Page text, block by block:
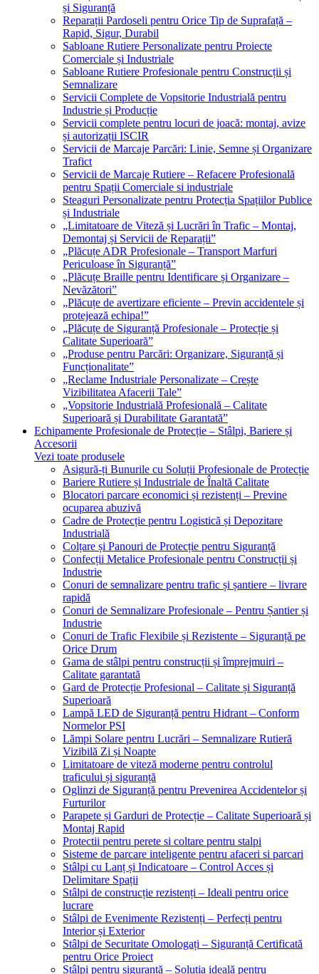
și Siguranță
Reparații Pardoseli pentru Orice Tip de Suprafață –
Rapid, Sigur, Durabil
Sabloane Rutiere Personalizate pentru Proiecte
Comerciale și Industriale
Sabloane Rutiere Profesionale pentru Construcții și
Semnalizare
Servicii Complete de Vopsitorie Industrială pentru
Industrie și Producție
Servicii complete pentru locuri de joacă: montaj, avize
și autorizații ISCIR
Servicii de Marcaje Parcări: Linie, Semne și Organizare
Trafict
Servicii de Marcaje Rutiere – Refacere Profesională
pentru Spații Comerciale si industriale
Steaguri Personalizate pentru Protecția Spațiilor Publice
și Industriale
„Limitatoare de Viteză și Lucrări în Trafic – Montaj,
Demontaj și Servicii de Reparații”
„Plăcuțe ADR Profesionale – Transport Marfuri
Periculoase în Siguranță”
„Plăcuțe Braille pentru Identificare și Organizare –
Nevăzători”
„Plăcuțe de avertizare eficiente – Previn accidentele și
protejează echipa!”
„Plăcuțe de Siguranță Profesionale – Protecție și
Calitate Superioară”
„Produse pentru Parcări: Organizare, Siguranță și
Funcționalitate”
„Reclame Industriale Personalizate – Crește
Vizibilitatea Afacerii Tale”
„Vopsitorie Industrială Profesională – Calitate
Superioară și Durabilitate Garantată”
Echipamente Profesionale de Protecție – Stâlpi, Bariere și
Accesorii
Vezi toate produsele
Asigură-ți Bunurile cu Soluții Profesionale de Protecție
Bariere Rutiere și Industriale de Înaltă Calitate
Blocatori parcare economici și rezistenți – Previne
ocuparea abuzivă
Cadre de Protecție pentru Logistică și Depozitare
Industrială
Colțare și Panouri de Protecție pentru Siguranță
Confecții Metalice Profesionale pentru Construcții și
Industrie
Conuri de semnalizare pentru trafic și șantiere – livrare
rapidă
Conuri de Semnalizare Profesionale – Pentru Șantier și
Industrie
Conuri de Trafic Flexibile și Rezistente – Siguranță pe
Orice Drum
Gama de stâlpi pentru construcții și împrejmuiri –
Calitate garantată
Gard de Protecție Profesional – Calitate și Siguranță
Superioară
Lampă LED de Siguranță pentru Hidrant – Conform
Normelor PSI
Lămpi Solare pentru Lucrări – Semnalizare Rutieră
Vizibilă Zi și Noapte
Limitatoare de viteză moderne pentru controlul
traficului și siguranță
Oglinzi de Siguranță pentru Prevenirea Accidentelor și
Furturilor
Parapete și Garduri de Protecție – Calitate Superioară și
Montaj Rapid
Protectii pentru perete si coltare pentru stalpi
Sisteme de parcare inteligente pentru afaceri si parcari
Stâlpi cu Lanț și Indicatoare – Control Acces și
Delimitare Spații
Stâlpi de construcție rezistenți – Ideali pentru orice
lucrare
Stâlpi de Evenimente Rezistenți – Perfecți pentru
Interior și Exterior
Stâlpi de Securitate Omologați – Siguranță Certificată
pentru Orice Proiect
Stâlpi pentru siguranță – Soluția ideală pentru